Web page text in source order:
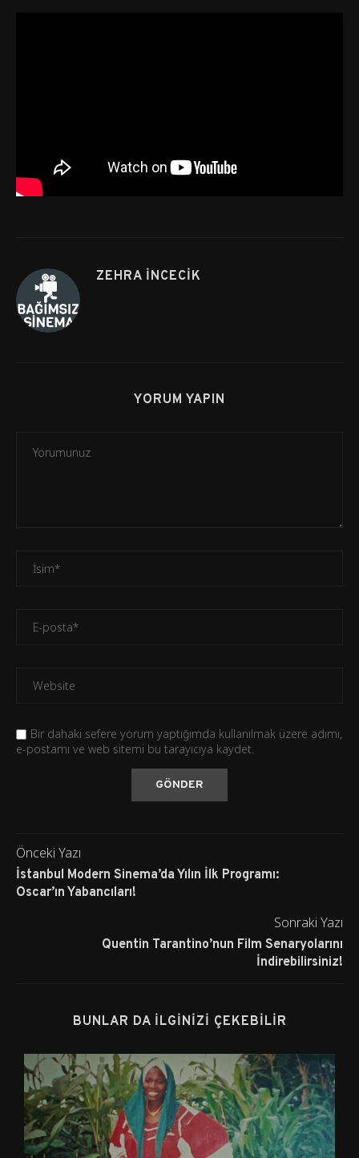
ZEHRA İNCECIK
YORUM YAPIN
Bir dahaki sefere yorum yaptığımda kullanılmak üzere adımı,
e-postamı ve web sitemi bu tarayıcıya kaydet.
Önceki Yazı
İstanbul Modern Sinema’da Yılın İlk Programı:
Oscar’ın Yabancıları!
Sonraki Yazı
Quentin Tarantino’nun Film Senaryolarını
İndirebilirsiniz!
BUNLAR DA İLGINIZI ÇEKEBILIR